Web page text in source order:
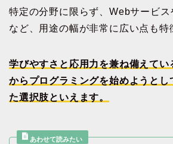
特定の分野に限らず、Webサービ
など、用途の幅が非常に広い点も特
学びやすさと応用力を兼ね備えてい
からプログラミングを始めようとし
た選択肢といえます。